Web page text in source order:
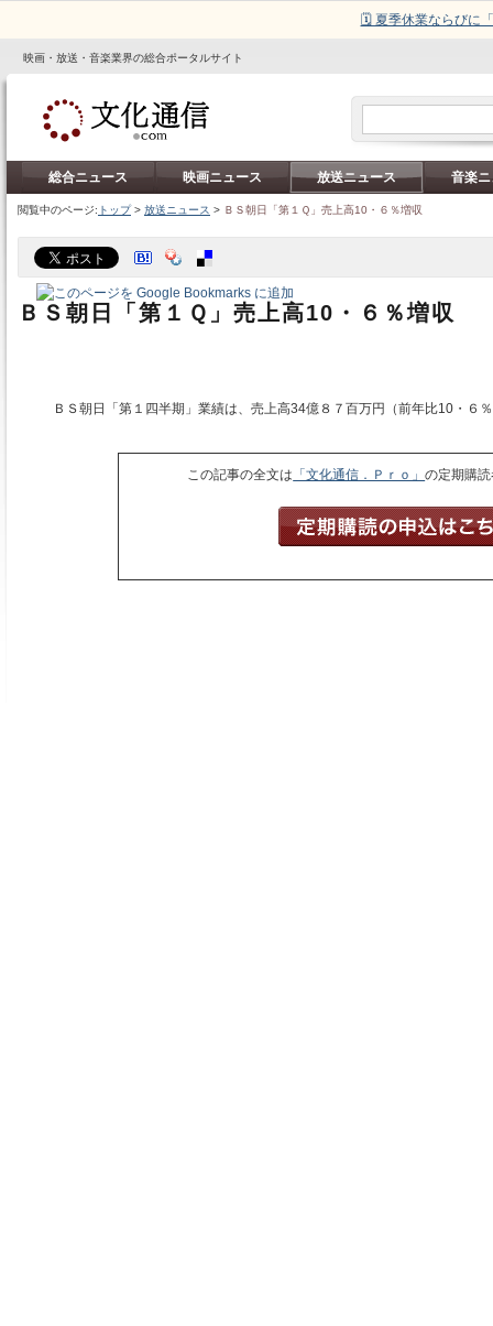
🗓️ 夏季休業ならびに
映画・放送・音楽業界の総合ポータルサイト
総合ニュース 映画ニュース 放送ニュース 音楽
閲覧中のページ: トップ> 放送ニュース > ＢＳ朝日「第１Ｑ」売上高10・６％増収
ＢＳ朝日「第１Ｑ」売上高10・６％増収
ＢＳ朝日「第１四半期」業績は、売上高34億８７百万円（前年比10・６
この記事の全文は 「文化通信．Ｐｒｏ」の定期購